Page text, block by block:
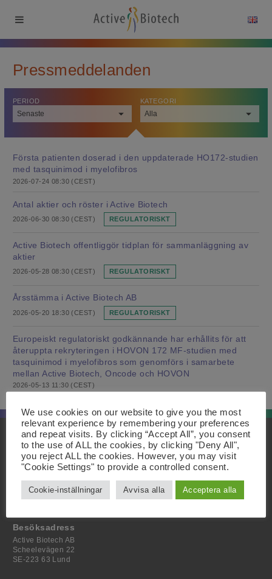
Pressmeddelanden
PERIOD KATEGORI
Första patienten doserad i den uppdaterade HO172-studien
med tasquinimod i myelofibros
2026-07-24 08:30 (CEST)
Antal aktier och röster i Active Biotech
2026-06-30 08:30 (CEST) REGULATORISKT
Active Biotech offentliggör tidplan för sammanläggning av
aktier
2026-05-28 08:30 (CEST) REGULATORISKT
Årsstämma i Active Biotech AB
2026-05-20 18:30 (CEST) REGULATORISKT
Europeiskt regulatoriskt godkännande har erhållits för att
återuppta rekryteringen i HOVON 172 MF-studien med
tasquinimod i myelofibros som genomförs i samarbete
mellan Active Biotech, Oncode och HOVON
2026-05-13 11:30 (CEST)
Innehåll
Start
Om oss
Investerare
Media
Postadress
Active Biotech AB
Scheelevägen 22
Besöksadress
Active Biotech AB
Scheelevägen 22
SE-223 63 Lund
We use cookies on our website to give you the most
relevant experience by remembering your preferences
and repeat visits. By clicking “Accept All”, you consent
to the use of ALL the cookies, by clicking "Deny All",
you reject ALL the cookies. However, you may visit
"Cookie Settings" to provide a controlled consent.
Cookie-inställningar Avvisa alla Acceptera alla